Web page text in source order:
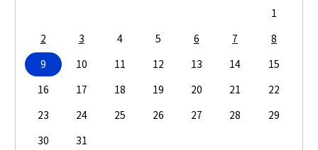
1
2
3 4 5 6 7
8
9
10 11 12 13 14
15
16
17 18 19 20 21
22
23
24 25 26 27 28
29
30
31